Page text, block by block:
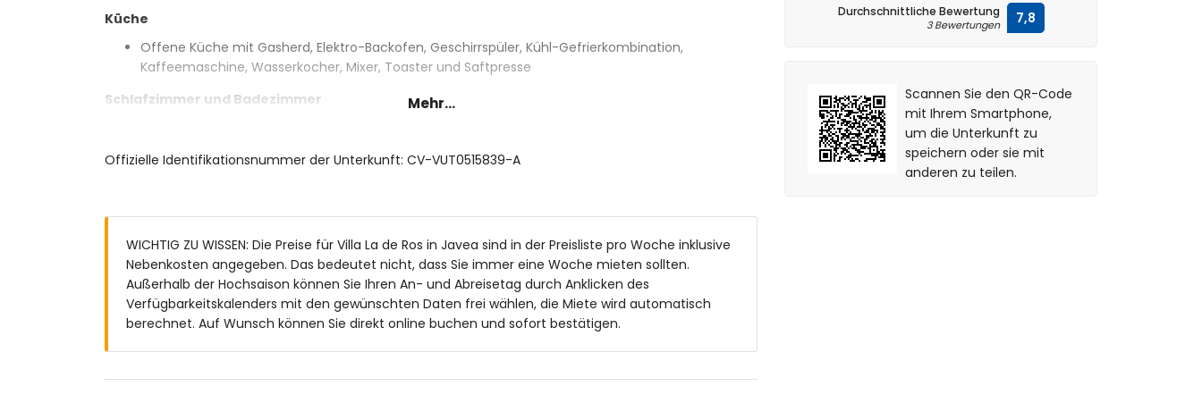
Küche
Offene Küche mit Gasherd, Elektro-Backofen, Geschirrspüler, Kühl-Gefrierkombination,
Kaffeemaschine, Wasserkocher, Mixer, Toaster und Saftpresse
Schlafzimmer und Badezimmer
Badezimmer
Außenbereich der Villa
Eingezäuntes Grundstück
Privater Pool mit den Maßen 12m x 3m und einer Tiefe von 1,4m
Rasen-Garten mit Kies, Bäumen und Gartenmöbeln mit Sonnenliegen
Außendusche
Mehr...
Offizielle Identifikationsnummer der Unterkunft: CV-VUT0515839-A
WICHTIG ZU WISSEN: Die Preise für Villa La de Ros in Javea sind in der Preisliste pro Woche inklusive
Nebenkosten angegeben. Das bedeutet nicht, dass Sie immer eine Woche mieten sollten.
Außerhalb der Hochsaison können Sie Ihren An- und Abreisetag durch Anklicken des
Verfügbarkeitskalenders mit den gewünschten Daten frei wählen, die Miete wird automatisch
berechnet. Auf Wunsch können Sie direkt online buchen und sofort bestätigen.
Durchschnittliche Bewertung
3 Bewertungen 7,8
Scannen Sie den QR-Code
mit Ihrem Smartphone,
um die Unterkunft zu
speichern oder sie mit
anderen zu teilen.